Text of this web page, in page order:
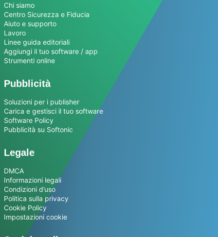
Chi siamo
Centro Sicurezza e Fiducia
Aiuto e supporto
Lavoro
Linee guida editoriali
Aggiungi il tuo software / app
Strumenti online
Pubblicità
Soluzioni per i publisher
Carica e gestisci il tuo software
Software Policy
Pubblicità su Softonic
Legale
DMCA
Informazioni legali
Condizioni d’uso
Politica sulla privacy
Cookie Policy
Impostazioni cookie